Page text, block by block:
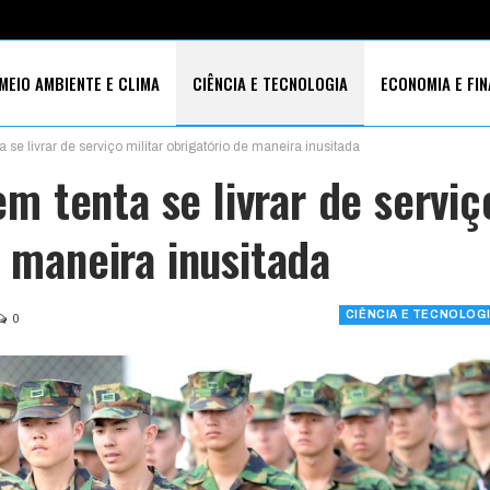
MEIO AMBIENTE E CLIMA CIÊNCIA E TECNOLOGIA ECONOMIA E
se livrar de serviço militar obrigatório de maneira inusitada
tenta se livrar de
inusitada
CIÊNCIA E
0